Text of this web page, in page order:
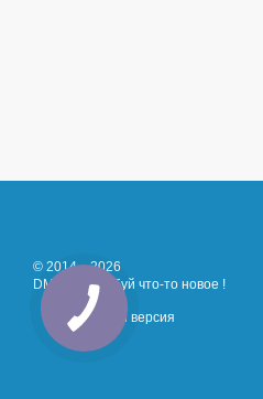
© 2014—2026
DMT - Попробуй что-то новое !
Мобильная версия